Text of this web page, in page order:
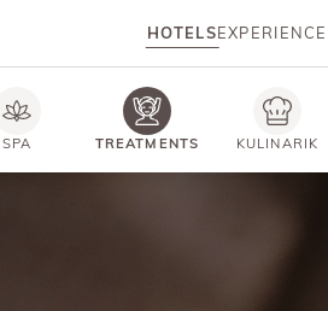
HOTELSEXPERIENCE
SPA TREATMENTS KULINARIK